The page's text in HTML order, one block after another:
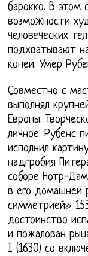
барокко. В этом
возможности
человеческих
подхватывают
коней. Умер
Совместно с
выполнял
Европы.
личное: Рубенс
исполнил
надгробия
соборе Нотр-
в его домашней
симметрией»
достоинство
и пожалован
I (1630) со